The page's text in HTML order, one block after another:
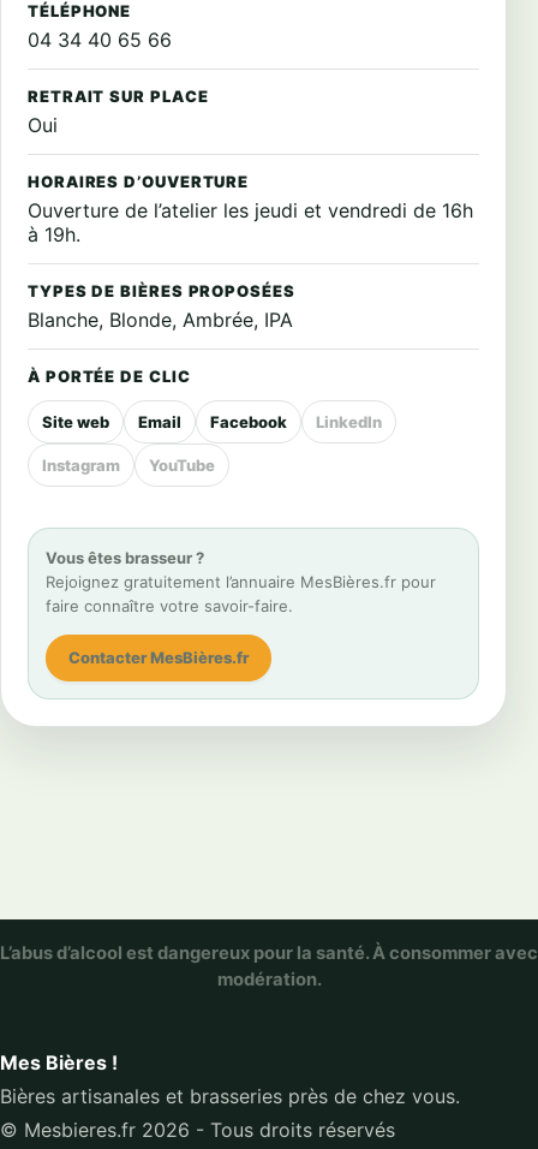
TÉLÉPHONE
04 34 40 65 66
RETRAIT SUR PLACE
Oui
HORAIRES D’OUVERTURE
Ouverture de l’atelier les jeudi et vendredi de 16h
à 19h.
TYPES DE BIÈRES PROPOSÉES
Blanche, Blonde, Ambrée, IPA
À PORTÉE DE CLIC
Site web Email Facebook LinkedIn
Instagram YouTube
Vous êtes brasseur ?
Rejoignez gratuitement l’annuaire MesBières.fr pour
faire connaître votre savoir-faire.
Contacter MesBières.fr
L’abus d’alcool est dangereux pour la santé. À consommer avec
modération.
Mes Bières !
Bières artisanales et brasseries près de chez vous.
© Mesbieres.fr 2026 - Tous droits réservés